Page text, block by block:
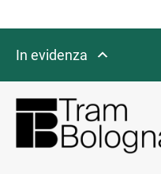
In evidenza